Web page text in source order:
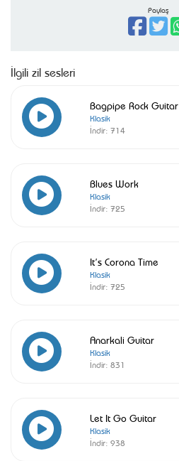
Paylaş
İlgili zil sesleri
Bagpipe Rock Guitar
Klasik
İndir: 714
Blues Work
Klasik
İndir: 725
It’s Corona Time
Klasik
İndir: 725
Anarkali Guitar
Klasik
İndir: 831
Let It Go Guitar
Klasik
İndir: 938